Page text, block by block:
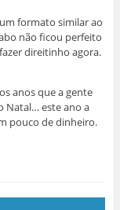
formato similar ao
não ficou perfeito
direitinho agora.
anos que a gente
Natal… este ano a
pouco de dinheiro.